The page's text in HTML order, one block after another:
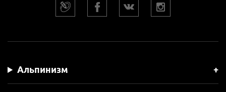
Альпинизм